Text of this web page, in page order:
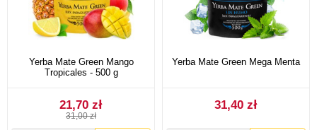
Yerba Mate Green Mango
Tropicales - 500 g
21,70 zł
31,00 zł
Yerba Mate Green Mega Menta
31,40 zł